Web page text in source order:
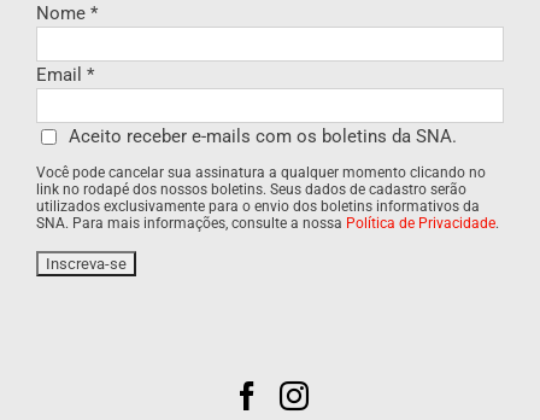
Nome *
Email *
Aceito receber e-mails com os boletins da SNA.
Você pode cancelar sua assinatura a qualquer momento clicando no
link no rodapé dos nossos boletins. Seus dados de cadastro serão
utilizados exclusivamente para o envio dos boletins informativos da
SNA. Para mais informações, consulte a nossa Política de Privacidade.